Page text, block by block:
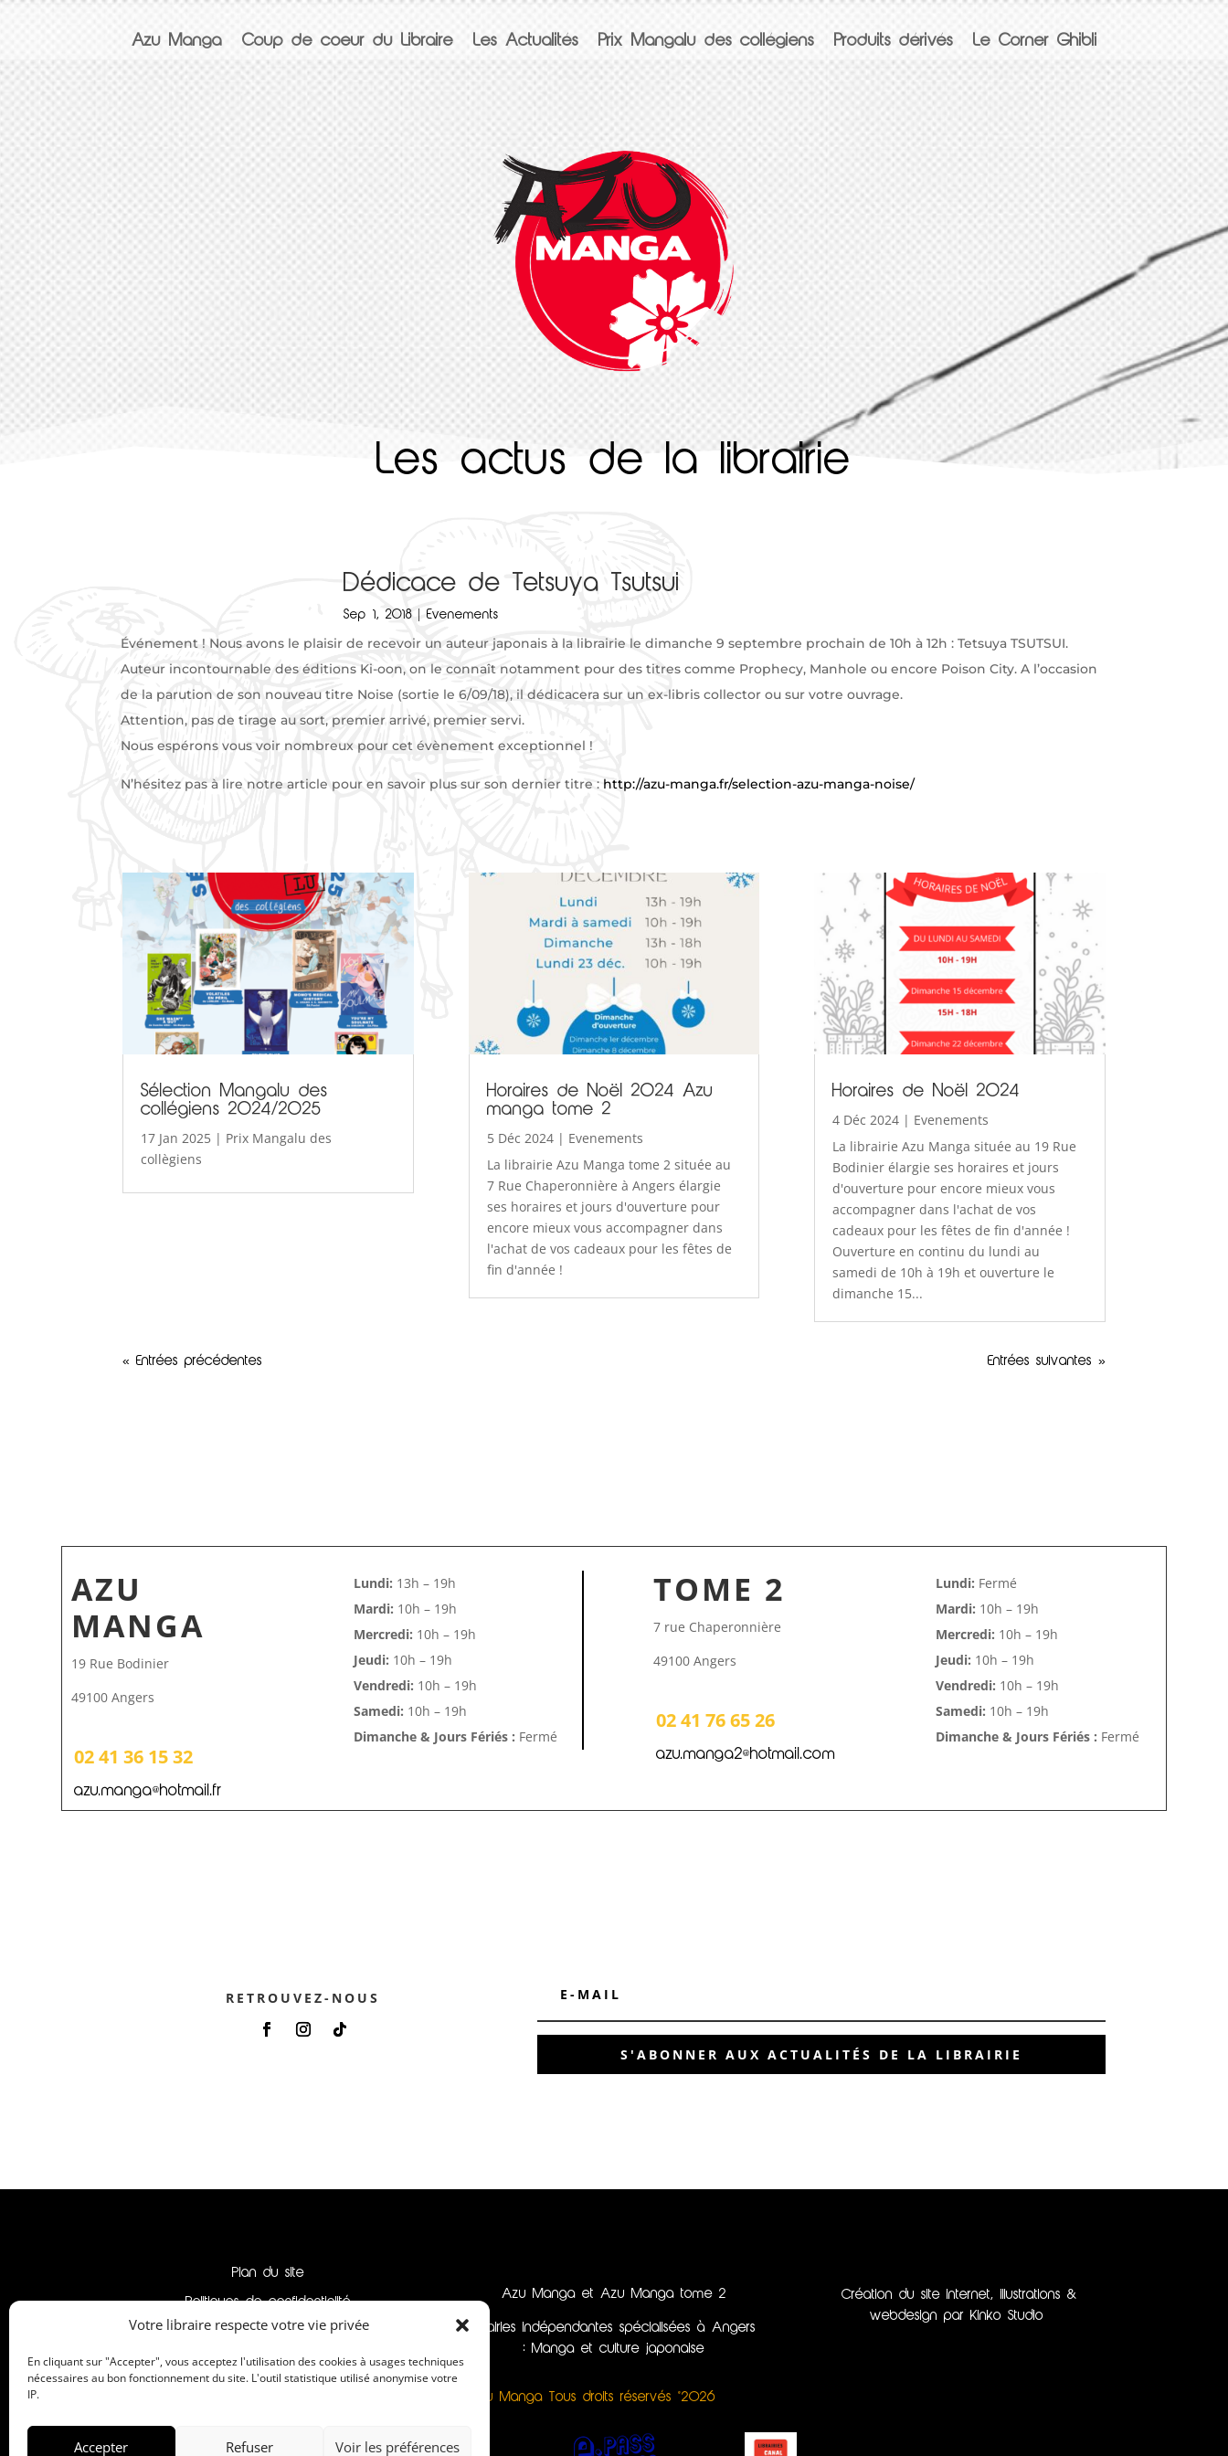
Votre libraire respecte votre vie privée
En cliquant sur "Accepter", vous acceptez l'utilisation des cookies à usages techniques
nécessaires au bon fonctionnement du site. L'outil statistique utilisé anonymise votre
IP.
Accepter Refuser Voir les préférences
Azu Manga Coup de coeur du Libraire Les Actualités Prix Mangalu des collégiens Produits dérivés Le Corner Ghibli
Les actus de la librairie
Dédicace de Tetsuya Tsutsui
Sep 1, 2018 |Evenements
Événement ! Nous avons le plaisir de recevoir un auteur japonais à la librairie le dimanche 9 septembre prochain de 10h à 12h : Tetsuya TSUTSUI.
Auteur incontournable des éditions Ki-oon, on le connaît notamment pour des titres comme Prophecy, Manhole ou encore Poison City. A l’occasion
de la parution de son nouveau titre Noise (sortie le 6/09/18), il dédicacera sur un ex-libris collector ou sur votre ouvrage.
Attention, pas de tirage au sort, premier arrivé, premier servi.
Nous espérons vous voir nombreux pour cet évènement exceptionnel !
N’hésitez pas à lire notre article pour en savoir plus sur son dernier titre : http://azu-manga.fr/selection-azu-manga-noise/
Sélection Mangalu des
collégiens 2024/2025
17 Jan 2025 | Prix Mangalu des
collègiens
Horaires de Noël 2024 Azu
manga tome 2
5 Déc 2024| Evenements
La librairie Azu Manga tome 2 située au
7 Rue Chaperonnière à Angers élargie
ses horaires et jours d'ouverture pour
encore mieux vous accompagner dans
l'achat de vos cadeaux pour les fêtes de
fin d'année !
Horaires de Noël 2024
4 Déc 2024| Evenements
La librairie Azu Manga située au 19 Rue
Bodinier élargie ses horaires et jours
d'ouverture pour encore mieux vous
accompagner dans l'achat de vos
cadeaux pour les fêtes de fin d'année !
Ouverture en continu du lundi au
samedi de 10h à 19h et ouverture le
dimanche 15...
« Entrées précédentes Entrées suivantes »
AZU
MANGA
19 Rue Bodinier
49100 Angers
02 41 36 15 32
azu.manga@hotmail.fr
Lundi: 13h – 19h
Mardi: 10h – 19h
Mercredi: 10h – 19h
Jeudi: 10h – 19h
Vendredi: 10h – 19h
Samedi: 10h – 19h
Dimanche & Jours Fériés : Fermé
TOME 2
7 rue Chaperonnière
49100 Angers
02 41 76 65 26
azu.manga2@hotmail.com
Lundi: Fermé
Mardi: 10h – 19h
Mercredi: 10h – 19h
Jeudi: 10h – 19h
Vendredi: 10h – 19h
Samedi: 10h – 19h
Dimanche & Jours Fériés : Fermé
RETROUVEZ-NOUS
S'ABONNER AUX ACTUALITÉS DE LA LIBRAIRIE
Plan du site
Politiques de confidentialité
Mentions légales
Azu Manga et Azu Manga tome 2
librairies indépendantes spécialisées à Angers
: Manga et culture japonaise
Azu Manga Tous droits réservés ©2026
Création du site internet, illustrations &
webdesign par Kinko Studio